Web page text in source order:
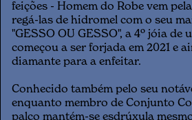
feições - Homem do Robe vem
regá-las de hidromel com o seu
"GESSO OU GESSO", a 4º jóia de
começou a ser forjada em 2021 e
diamante para a enfeitar.
Conhecido também pelo seu
enquanto membro de Conjunto
palco mantém-se esdrúxula